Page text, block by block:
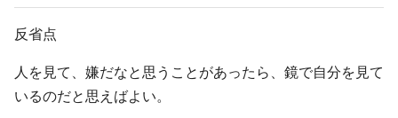
反省点
人を見て、嫌だなと思うことがあったら、鏡で自分を見て
いるのだと思えばよい。